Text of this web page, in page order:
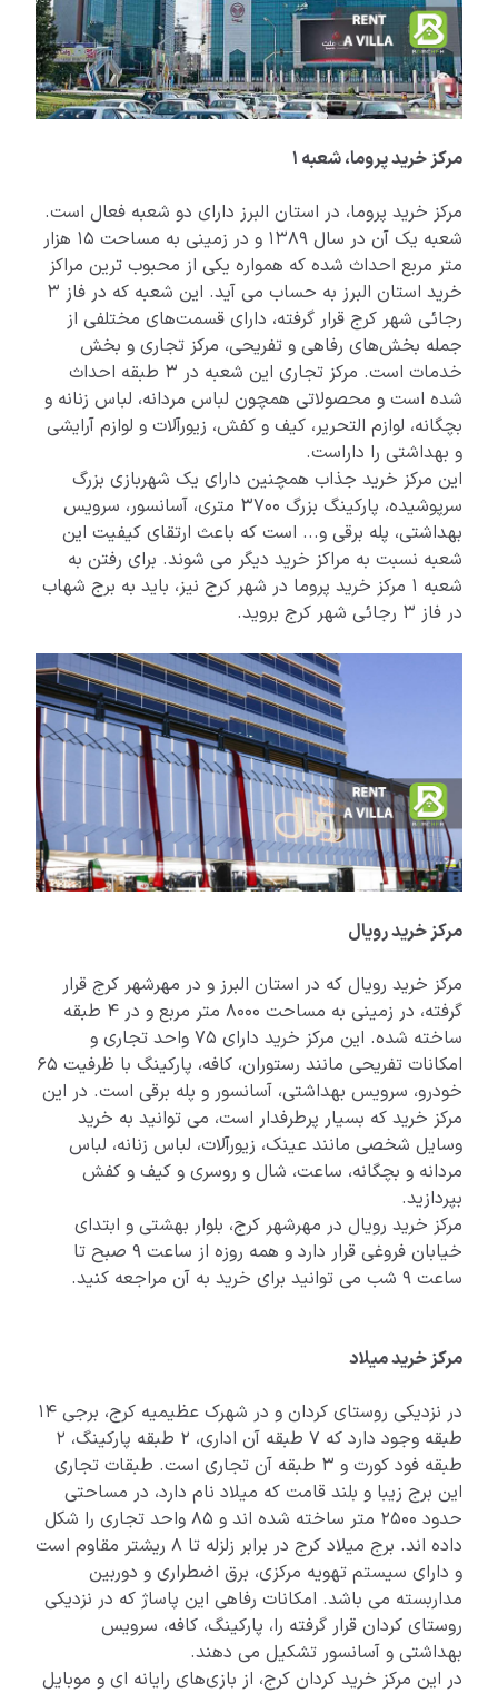
مرکز خرید پروما، شعبه 1
مرکز خرید پروما، در استان البرز دارای دو شعبه فعال است.
شعبه یک آن در سال 1389 و در زمینی به مساحت 15 هزار
متر مربع احداث شده که همواره یکی از محبوب ترین مراکز
خرید استان البرز به حساب می آید. این شعبه که در فاز 3
رجائی شهر کرج قرار گرفته، دارای قسمت‌های مختلفی از
جمله بخش‌های رفاهی و تفریحی، مرکز تجاری و بخش
خدمات است. مرکز تجاری این شعبه در 3 طبقه احداث
شده است و محصولاتی همچون لباس مردانه، لباس زنانه و
بچگانه، لوازم التحریر، کیف و کفش، زیورآلات و لوازم آرایشی
و بهداشتی را داراست.
این مرکز خرید جذاب همچنین دارای یک شهربازی بزرگ
سرپوشیده، پارکینگ بزرگ 3700 متری، آسانسور، سرویس
بهداشتی، پله برقی و... است که باعث ارتقای کیفیت این
شعبه نسبت به مراکز خرید دیگر می شوند. برای رفتن به
شعبه 1 مرکز خرید پروما در شهر کرج نیز، باید به برج شهاب
در فاز 3 رجائی شهر کرج بروید.
مرکز خرید رویال
مرکز خرید رویال که در استان البرز و در مهرشهر کرج قرار
گرفته، در زمینی به مساحت 8000 متر مربع و در 4 طبقه
ساخته شده. این مرکز خرید دارای 75 واحد تجاری و
امکانات تفریحی مانند رستوران، کافه، پارکینگ با ظرفیت 65
خودرو، سرویس بهداشتی، آسانسور و پله برقی است. در این
مرکز خرید که بسیار پرطرفدار است، می توانید به خرید
وسایل شخصی مانند عینک، زیورآلات، لباس زنانه، لباس
مردانه و بچگانه، ساعت، شال و روسری و کیف و کفش
بپردازید.
مرکز خرید رویال در مهرشهر کرج، بلوار بهشتی و ابتدای
خیابان فروغی قرار دارد و همه روزه از ساعت 9 صبح تا
ساعت 9 شب می توانید برای خرید به آن مراجعه کنید.
مرکز خرید میلاد
در نزدیکی روستای کردان و در شهرک عظیمیه کرج، برجی 14
طبقه وجود دارد که 7 طبقه آن اداری، 2 طبقه پارکینگ، 2
طبقه فود کورت و 3 طبقه آن تجاری است. طبقات تجاری
این برج زیبا و بلند قامت که میلاد نام دارد، در مساحتی
حدود 2500 متر ساخته شده اند و 85 واحد تجاری را شکل
داده اند. برج میلاد کرج در برابر زلزله تا 8 ریشتر مقاوم است
و دارای سیستم تهویه مرکزی، برق اضطراری و دوربین
مداربسته می باشد. امکانات رفاهی این پاساژ که در نزدیکی
روستای کردان قرار گرفته را، پارکینگ، کافه، سرویس
بهداشتی و آسانسور تشکیل می دهند.
در این مرکز خرید کردان کرج، از بازی‌های رایانه ای و موبایل